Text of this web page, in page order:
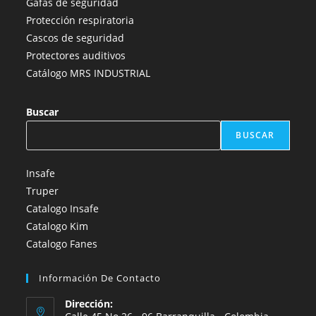
Protección respiratoria
Cascos de seguridad
Protectores auditivos
Catálogo MRS INDUSTRIAL
Buscar
BUSCAR
Insafe
Truper
Catalogo Insafe
Catalogo Kim
Catalogo Fanes
Información De Contacto
Dirección: